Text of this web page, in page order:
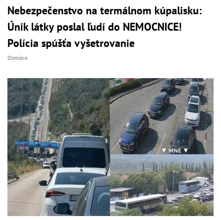
Nebezpečenstvo na termálnom kúpalisku:
Únik látky poslal ľudí do NEMOCNICE!
Polícia spúšťa vyšetrovanie
Domáce